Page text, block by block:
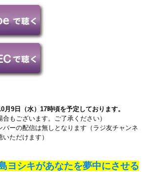
月9日（水）17時頃を予定しております。
合もございます。ご了承ください）
ーの配信は無しとなります （ラジ友チャンネ
ただけます）
ヨシキがあなたを夢中にさせる